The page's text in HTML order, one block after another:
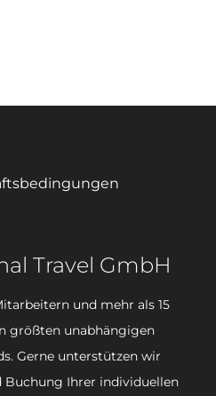
Travel GmbH
und mehr als 15
größten unabhängigen
Gerne unterstützen wir
Buchung Ihrer individuellen